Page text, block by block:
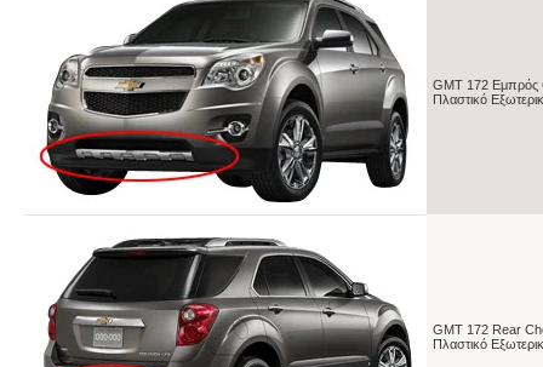
GMT 172 Εμπρός
Πλαστικό
GMT 172 Rear
Πλαστικό